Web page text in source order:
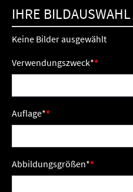
IHRE BILDAUSWAHL
Keine Bilder ausgewählt
Verwendungszweck*
Auflage*
Abbildungsgrößen*